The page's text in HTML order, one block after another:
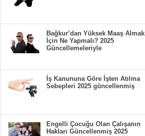
Bağkur’dan Yüksek Maaş Almak
İçin Ne Yapmalı? 2025
Güncellemeleriyle
İş Kanununa Göre İşten Atılma
Sebepleri 2025 güncellenmiş
Engelli Çocuğu Olan Çalışanın
Hakları Güncellenmiş 2025